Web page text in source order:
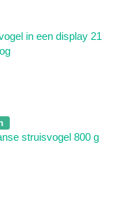
in een display 21
struisvogel 800 g